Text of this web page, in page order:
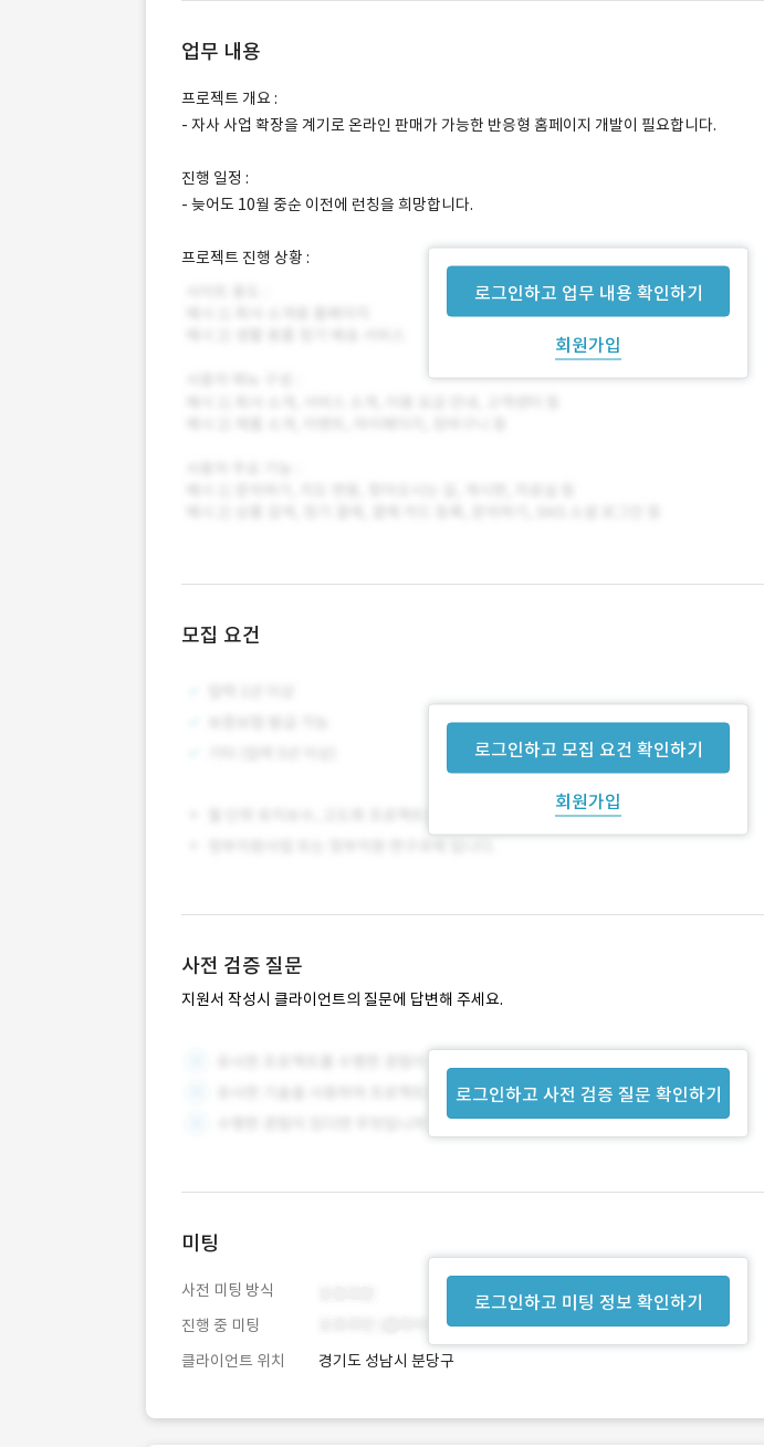
업무 내용
로그인하고 업무 내용 확인하기
회원가입
프로젝트 개요 :
- 자사 사업 확장을 계기로 온라인 판매가 가능한 반응형 홈페이지 개발이 필요합니다.
진행 일정 :
- 늦어도 10월 중순 이전에 런칭을 희망합니다.
프로젝트 진행 상황 :
모집 요건
로그인하고 모집 요건 확인하기
회원가입
사전 검증 질문
지원서 작성시 클라이언트의 질문에 답변해 주세요.
로그인하고 사전 검증 질문 확인하기
로그인하고 미팅 정보 확인하기
미팅
사전 미팅 방식
진행 중 미팅
클라이언트 위치
경기도 성남시 분당구